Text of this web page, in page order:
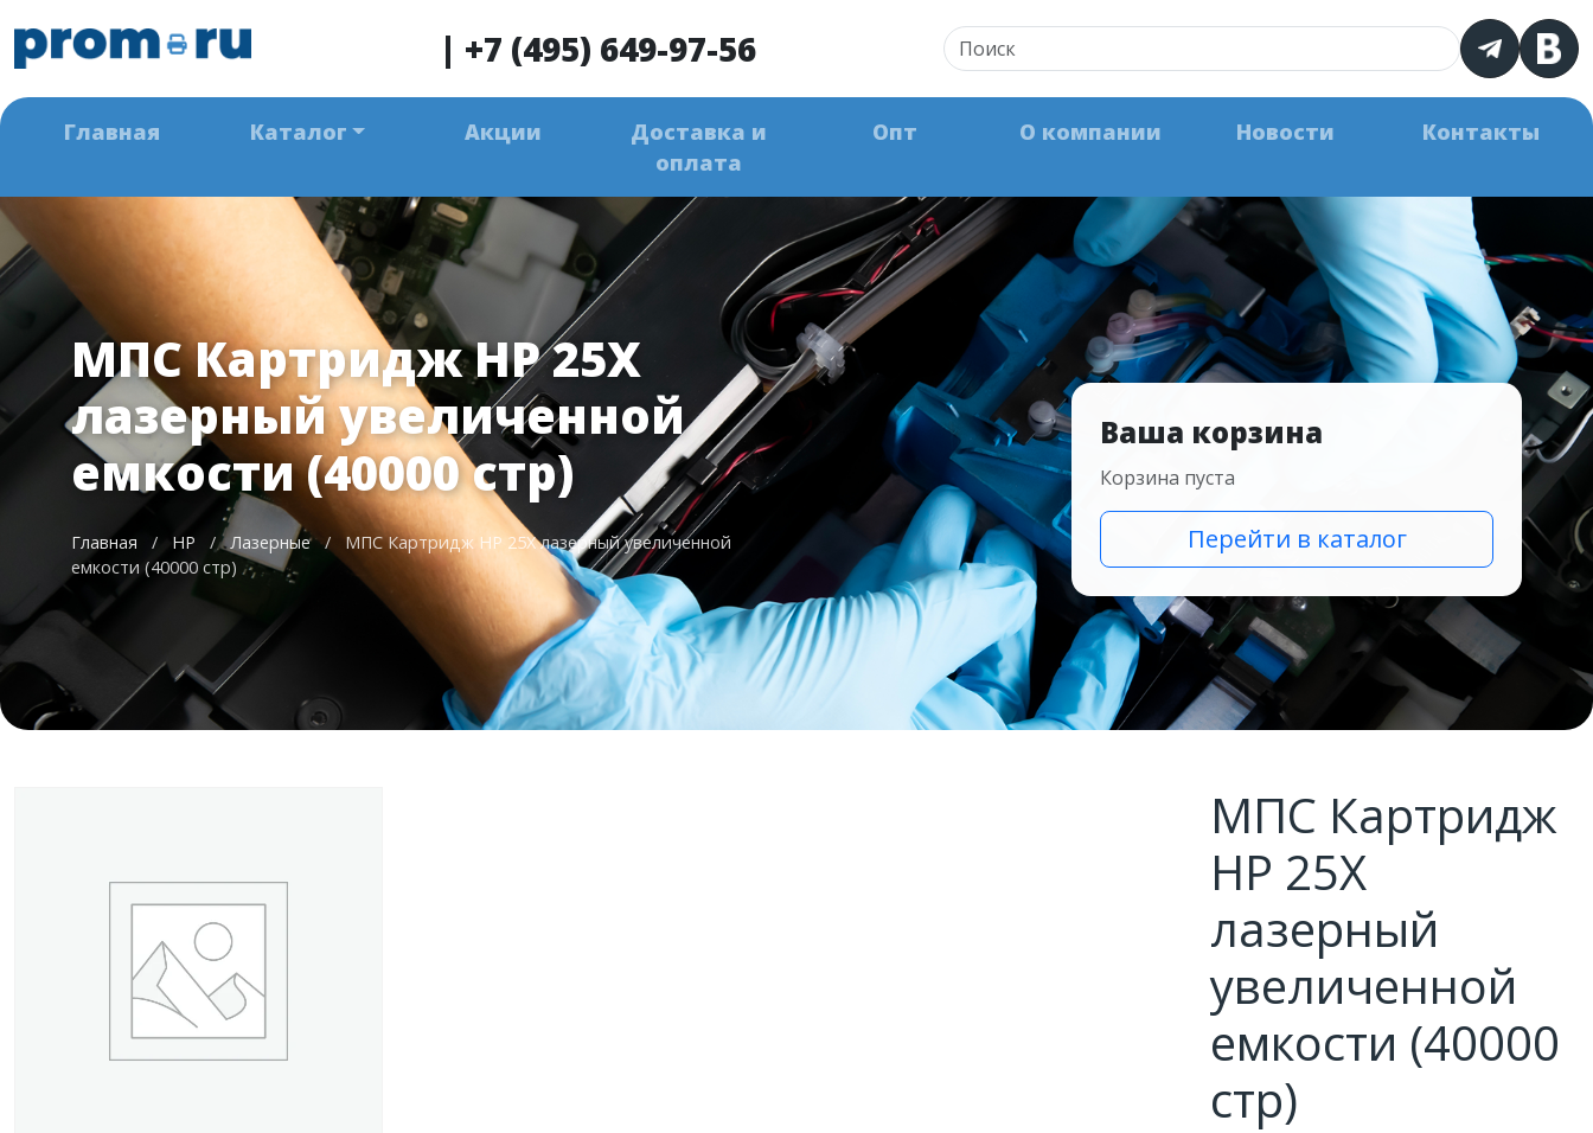
| +7 (495) 649-97-56
Главная Каталог Акции
Доставка и
оплата
Опт О компании Новости Контакты
МПС Картридж HP 25X
лазерный увеличенной
емкости (40000 стр)
Главная / HP / Лазерные /
МПС Картридж HP 25X лазерный увеличенной
емкости (40000 стр)
Ваша корзина
Корзина пуста
Перейти в каталог
МПС Картридж
HP 25X
лазерный
увеличенной
емкости (40000
стр)